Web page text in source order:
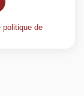
politique de